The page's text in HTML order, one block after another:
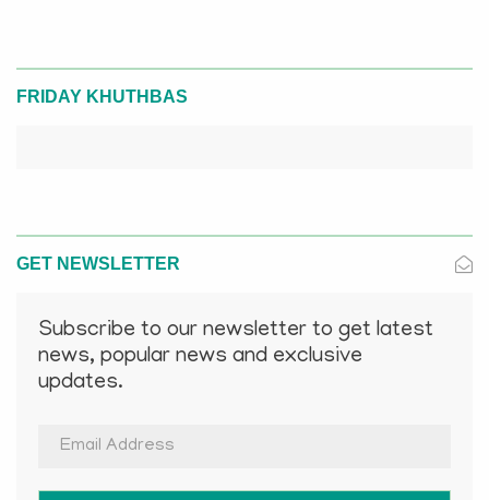
FRIDAY KHUTHBAS
GET NEWSLETTER
Subscribe to our newsletter to get latest
news, popular news and exclusive
updates.